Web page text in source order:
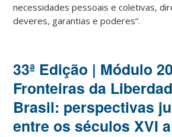
necessidades pessoais e coletivas,
deveres, garantias e poderes”.
33ª Edição | Módulo
Fronteiras da
Brasil: perspectivas
entre os séculos XVI